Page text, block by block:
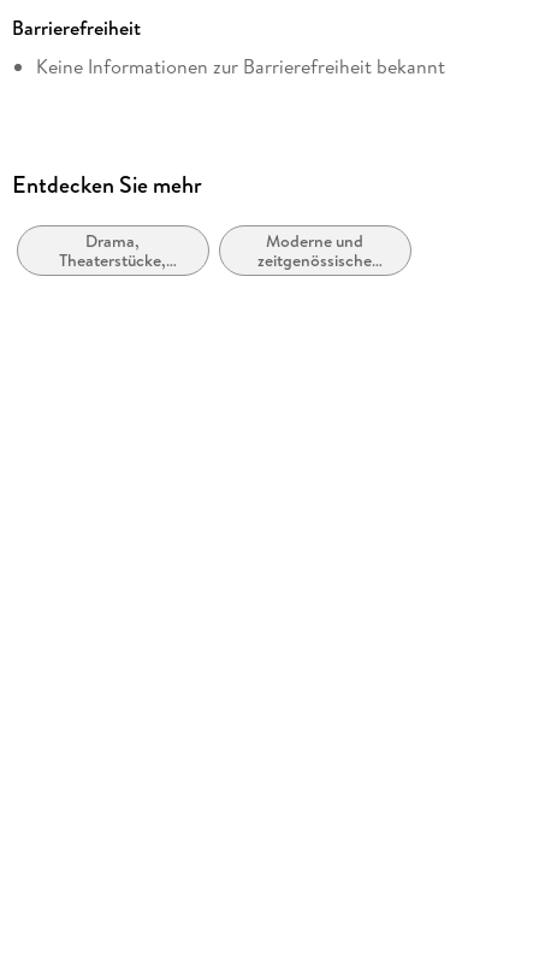
Reihe
hockebooks
Verlag/Hersteller
Kopierschutz
mit Adobe-DRM-Kopierschutz
Barrierefreiheit
Keine Informationen zur Barrierefreiheit bekannt
Entdecken Sie mehr
Drama,
Theaterstücke,
Drehbücher
Moderne und
zeitgenössische
Belletristik: allgemein